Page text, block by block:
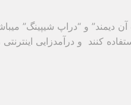
آن دیمند” و “دراپ
کنند و درآمدزایی اینترنتی